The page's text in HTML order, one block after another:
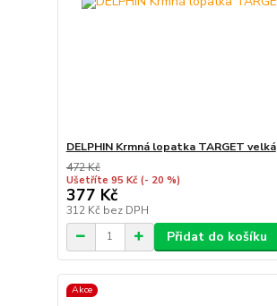
DELPHIN Krmná lopatka TARGET velká
472 Kč
Ušetříte 95 Kč (- 20 %)
377 Kč
312 Kč bez DPH
Přidat do košíku
Akce